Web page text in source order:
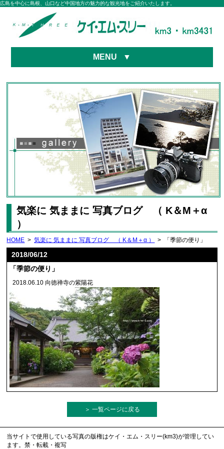
広島を中心に島根、山口など中国地方の魅力的な観光地をご紹介いたします。
MENU ▼
気楽に 気ままに 写真ブログ （ K＆M＋α
）
HOME >気楽に 気ままに 写真ブログ （ K＆M＋α ） > 「季節の便り」
2018/06/12
「季節の便り」
2018.06.10 向徳禅寺の紫陽花
＞ 一覧ページに戻る
当サイトで使用している写真の版権はケイ・エム・スリー(km3)が管理してい
ます。禁・転載・複写